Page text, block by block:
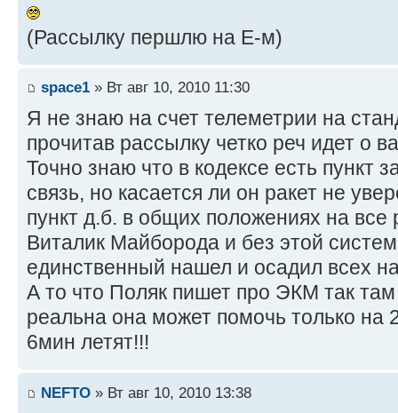
(Рассылку першлю на Е-м)
space1 » Вт авг 10, 2010 11:30
Я не знаю на счет телеметрии на
прочитав рассылку четко реч идет о
Точно знаю что в кодексе есть
связь, но касается ли он ракет не
пункт д.б. в общих положениях на все
Виталик Майборода и без этой
единственный нашел и осадил всех
А то что Поляк пишет про ЭКМ так
реальна она может помочь только на
6мин летят!!!
NEFTO » Вт авг 10, 2010 13:38